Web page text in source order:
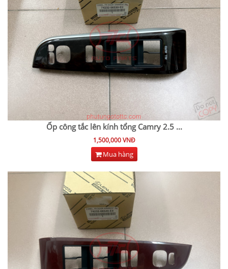
Ốp công tắc lên kính tổng Camry 2.5...
1,500,000 VNĐ
Mua hàng